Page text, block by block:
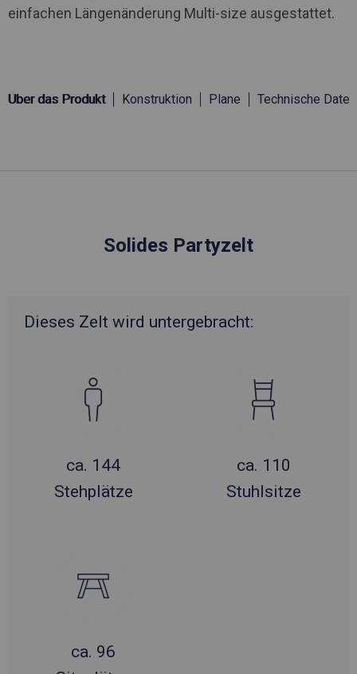
einfachen Längenänderung Multi-size ausgestattet.
Über das Produkt Konstruktion Plane Technische Daten
Solides Partyzelt
Dieses Zelt wird untergebracht:
ca. 144
Stehplätze
ca. 110
Stuhlsitze
ca. 96